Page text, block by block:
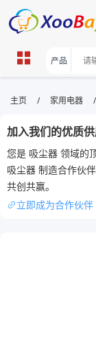
吸尘器 |
吸尘器,家用,清
高效家用吸尘器选购
主页 / 家用电器 /
加入我们的优质
您是 吸尘器 领域的
吸尘器 制造合作伙
共创共赢。
立即成为合作伙伴